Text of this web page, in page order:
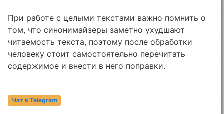
При работе с целыми текстами важно помнить о
том, что синонимайзеры заметно ухудшают
читаемость текста, поэтому после обработки
человеку стоит самостоятельно перечитать
содержимое и внести в него поправки.
Чат в Telegram